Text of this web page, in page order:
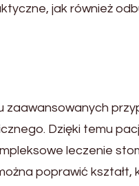
jak również
zaawansowanych
Dzięki temu
leczenie
poprawić kształt,